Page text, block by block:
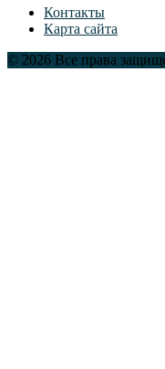
Контакты
Карта сайта
© 2026 Все права